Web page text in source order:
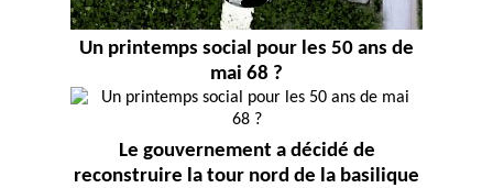
Un printemps social pour les 50 ans de
mai 68 ?
Le gouvernement a décidé de
reconstruire la tour nord de la basilique